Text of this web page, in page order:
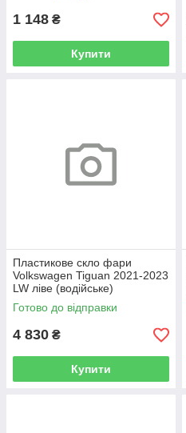
1 148 ₴
Купити
Пластикове скло фари
Volkswagen Tiguan 2021-2023
LW ліве (водійське)
Готово до відправки
4 830 ₴
Купити